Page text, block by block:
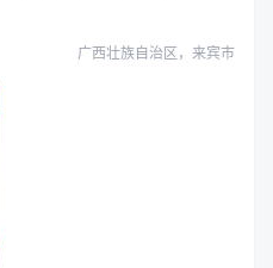
座X95-000300，复式泵柱塞
广西壮族自治区，来宾市